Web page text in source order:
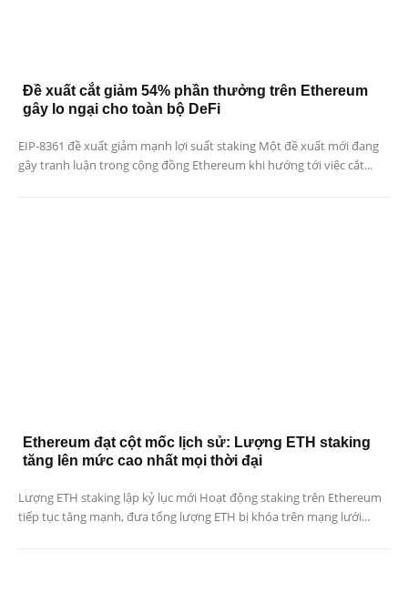
Đề xuất cắt giảm 54% phần thưởng trên Ethereum
gây lo ngại cho toàn bộ DeFi
EIP-8361 đề xuất giảm mạnh lợi suất staking Một đề xuất mới đang
gây tranh luận trong cộng đồng Ethereum khi hướng tới việc cắt...
Ethereum đạt cột mốc lịch sử: Lượng ETH staking
tăng lên mức cao nhất mọi thời đại
Lượng ETH staking lập kỷ lục mới Hoạt động staking trên Ethereum
tiếp tục tăng mạnh, đưa tổng lượng ETH bị khóa trên mạng lưới...